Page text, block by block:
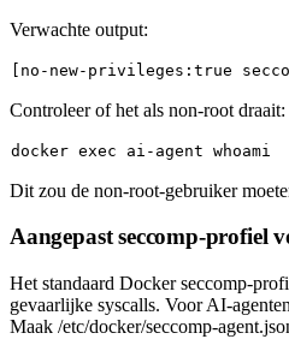
Verwachte output:
[no- new- privileges : true
Controleer of het als non-root draait:
docker exec ai-agent whoami
Dit zou de non-root-gebruiker
Aangepast seccomp-profiel
Het standaard Docker seccomp-
gevaarlijke syscalls. Voor AI-
Maak /etc/docker/seccomp-